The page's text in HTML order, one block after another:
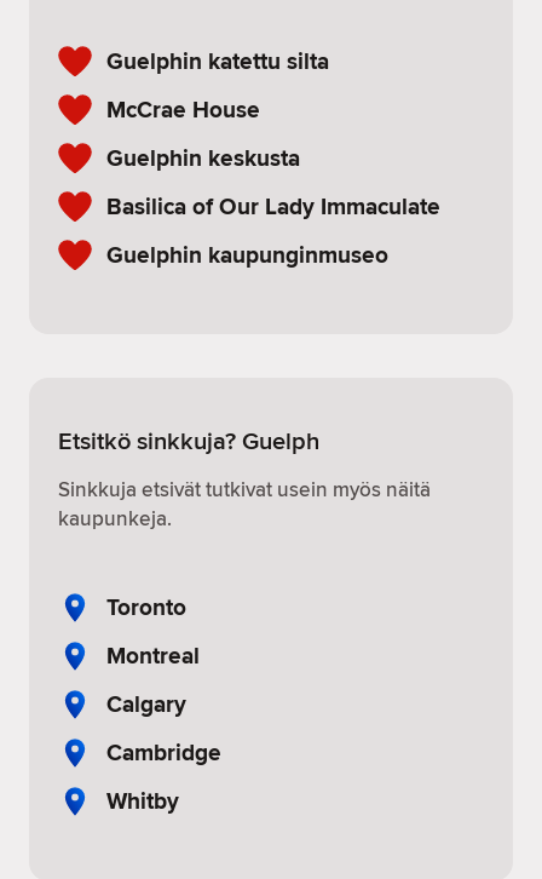
Guelphin katettu silta
McCrae House
Guelphin keskusta
Basilica of Our Lady Immaculate
Guelphin kaupunginmuseo
Etsitkö sinkkuja? Guelph
Sinkkuja etsivät tutkivat usein myös näitä
kaupunkeja.
Toronto
Montreal
Calgary
Cambridge
Whitby